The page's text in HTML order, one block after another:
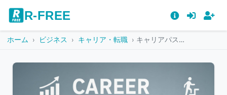
R-FREE
ホーム ビジネス キャリア・転職 キャリアパスを思案するビジネスマンとビジネスアイコン